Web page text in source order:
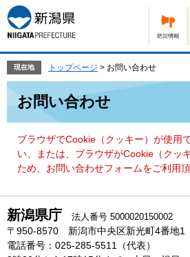
ー
ジ
の
頭
す。
ニ
ュ
ー
飛
て
現在地 トップページ > お問い合わせ
お問い合わせ
ブラウザでCookie（クッキー）が使用
い、または、ブラウザがCookie（クッ
ため、お問い合わせフォームをご利用頂
新潟県庁 法人番号 5000020150002
〒950-8570 新潟市中央区新光町4番地1
電話番号：025-285-5511（代表）